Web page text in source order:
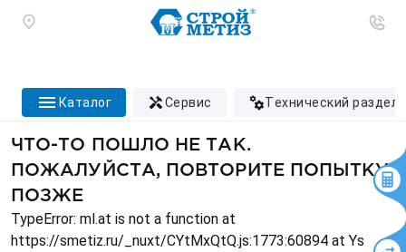
каталог сервис технический раздел
ЧТО-ТО ПОШЛО НЕ ТАК.
ПОЖАЛУЙСТА, ПОВТОРИТЕ ПОПЫТКУ
ПОЗЖЕ
TypeError: ml.at is not a function at
https://smetiz.ru/_nuxt/CYtMxQtQ.js:1773:60894 at Ys